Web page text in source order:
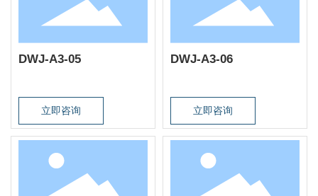
DWJ-A3-05
立即咨询
DWJ-A3-06
立即咨询